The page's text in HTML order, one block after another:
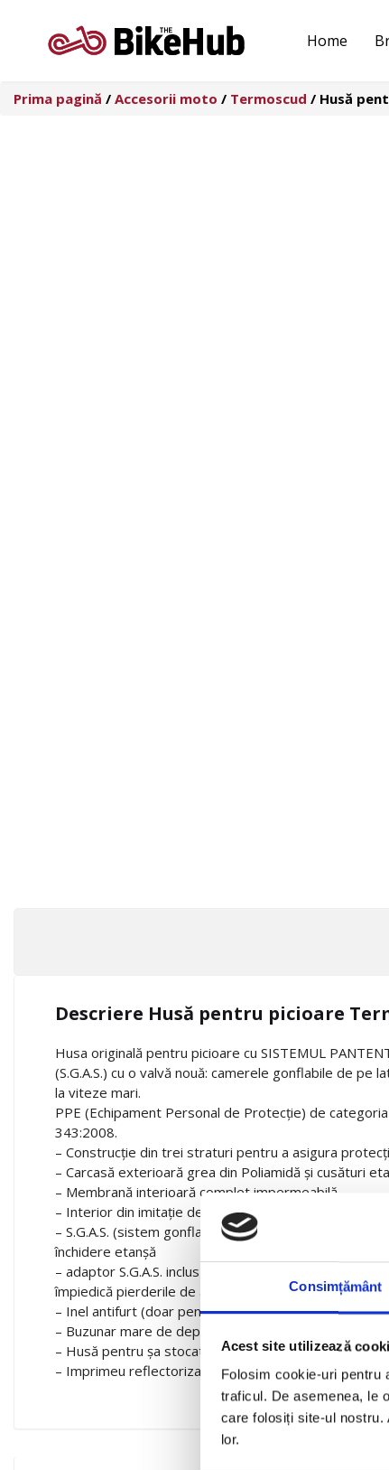
Consimțământ
Acest site utilizează
Folosim cookie-uri pentru
traficul. De asemenea, le
care folosiți site-ul
lor.
Home
Prima pagină / Accesorii moto / Termoscud / Husă
Descriere Husă pentru picioare
Husa originală pentru picioare cu SISTEMUL
(S.G.A.S.) cu o valvă nouă: camerele gonflabile de pe
la viteze mari.
PPE (Echipament Personal de Protecție) de
343:2008.
– Construcție din trei straturi pentru a asigura
– Carcasă exterioară grea din Poliamidă și cusături
– Membrană interioară complet impermeabilă
– Interior din imitație de blană
– S.G.A.S. (sistem gonflabil anti-fâlfâire) cu o nouă
închidere etanșă
– adaptor S.G.A.S. inclus pentru umflare manuală/cu
împiedică pierderile de aer când supapa se închide
– Inel antifurt (doar pentru modelele care nu
– Buzunar mare de depozitare
– Husă pentru șa stocată în buzunar
– Imprimeu reflectorizant